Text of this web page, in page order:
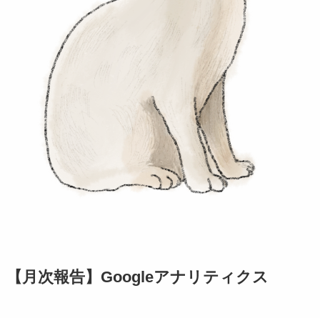
【月次報告】Googleアナリティクス